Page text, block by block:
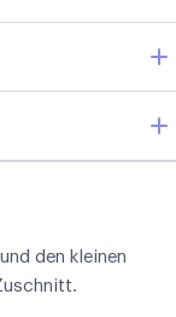
den kleinen